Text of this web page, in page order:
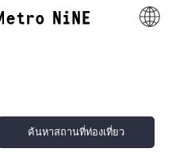
ค้นหาสถานที่ท่องเที่ยว